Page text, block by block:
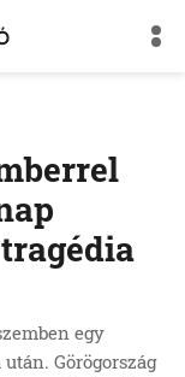
egy
Görögország